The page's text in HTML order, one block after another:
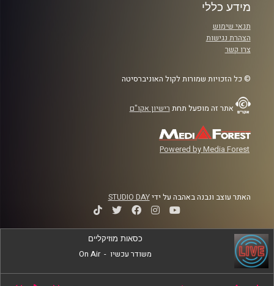
מידע כללי
תנאי שימוש
הצהרת נגישות
צרו קשר
© כל הזכויות שמורות לקול האוניברסיטה
אתר זה מופעל תחת רישיון אקו"ם
Powered by Media Forest
האתר עוצב ונבנה באהבה על ידיSTUDIO DAY
כסאות מוזיקליים
משודר עכשיו -
On Air